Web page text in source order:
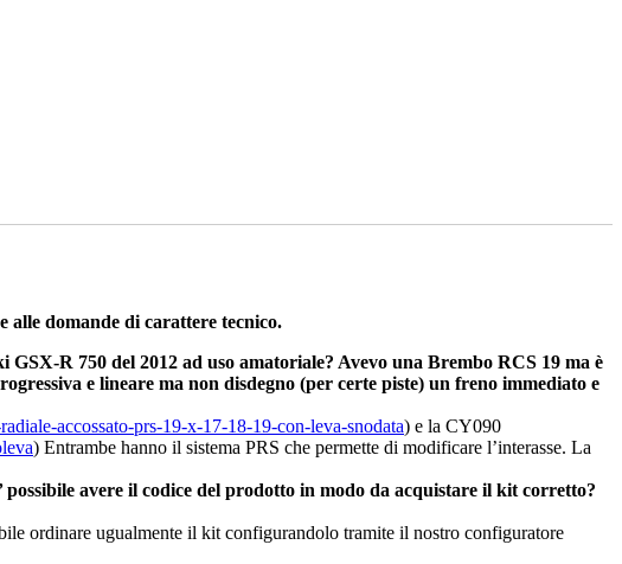
alle domande di carattere tecnico.
R 750 del 2012 ad uso amatoriale? Avevo una Brembo RCS 19 ma è
e lineare ma non disdegno (per certe piste) un freno immediato e
accossato-prs-19-x-17-18-19-con-leva-snodata) e la CY090
) Entrambe hanno il sistema PRS che permette di modificare l’interasse. La
avere il codice del prodotto in modo da acquistare il kit corretto?
ordinare ugualmente il kit configurandolo tramite il nostro configuratore